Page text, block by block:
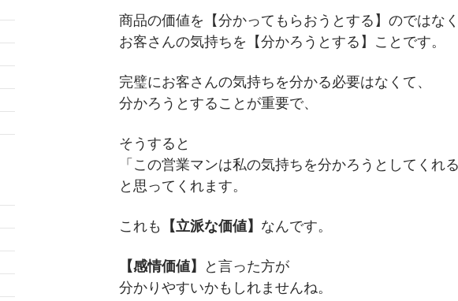
商品の価値を【分かってもらおうとする】のではな
お客さんの気持ちを【分かろうとする】ことです。
完璧にお客さんの気持ちを分かる必要はなくて、
分かろうとすることが重要で、
そうすると
「この営業マンは私の気持ちを分かろうとしてくれ
と思ってくれます。
これも 【立派な価値】 なんです。
【感情価値】
と言った方が
分かりやすいかもしれませんね。